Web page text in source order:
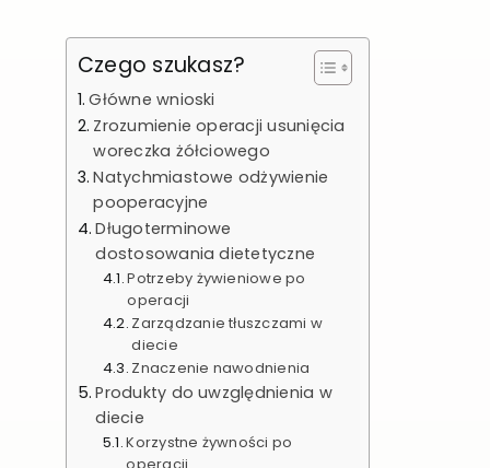
Czego szukasz?
Główne wnioski
Zrozumienie operacji usunięcia
woreczka żółciowego
Natychmiastowe odżywienie
pooperacyjne
Długoterminowe
dostosowania dietetyczne
Potrzeby żywieniowe po
operacji
Zarządzanie tłuszczami w
diecie
Znaczenie nawodnienia
Produkty do uwzględnienia w
diecie
Korzystne żywności po